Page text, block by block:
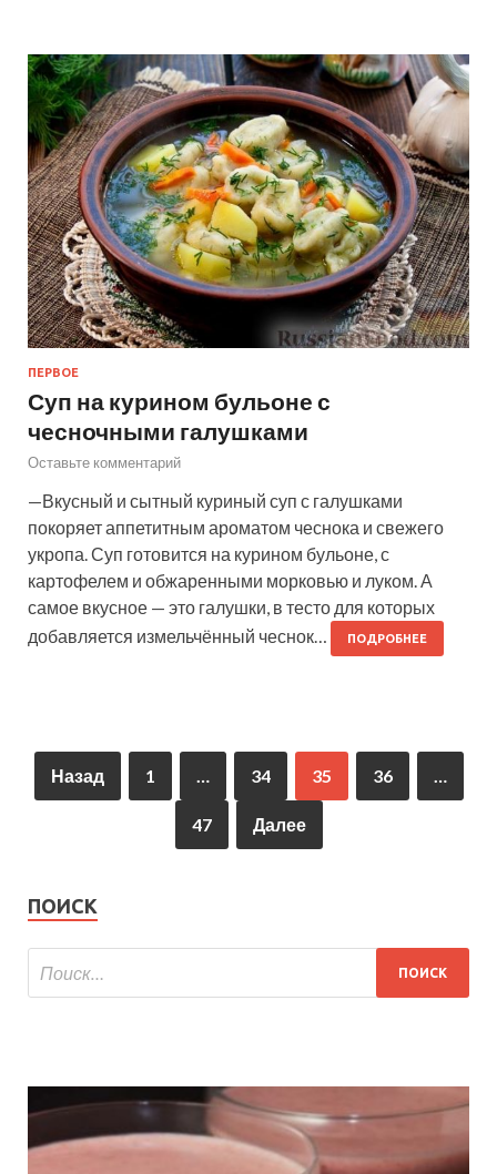
ПЕРВОЕ
Суп на курином бульоне с
чесночными галушками
Оставьте комментарий
—Вкусный и сытный куриный суп с галушками
покоряет аппетитным ароматом чеснока и свежего
укропа. Суп готовится на курином бульоне, с
картофелем и обжаренными морковью и луком. А
самое вкусное — это галушки, в тесто для которых
добавляется измельчённый чеснок…
ПОДРОБНЕЕ
Назад 1 … 34 35 36 …
47 Далее
ПОИСК